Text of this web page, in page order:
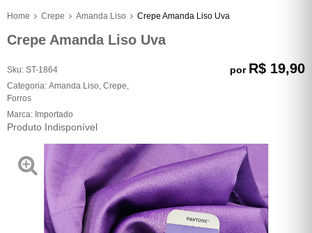
Home Crepe Amanda Liso Crepe Amanda Liso Uva
Crepe Amanda Liso Uva
Sku: ST-1864
Categoria: Amanda Liso Crepe
Forros
Marca: Importado
Produto Indisponível
por R$ 19,90